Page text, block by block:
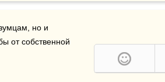
но и